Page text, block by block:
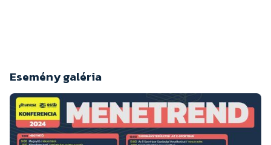
Esemény galéria